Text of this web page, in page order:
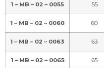
1 – MB – 02 – 0055 55
1 – MB – 02 – 0060 60
1 – MB – 02 – 0063 63
1 – MB – 02 – 0065 65